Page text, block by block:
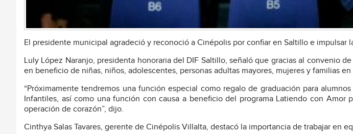
El presidente municipal agradeció y reconoció a Cinépolis por confiar en Saltillo e impulsar
Luly López Naranjo, presidenta honoraria del DIF Saltillo, señaló que gracias al convenio
en beneficio de niñas, niños, adolescentes, personas adultas mayores, mujeres y familias
“Próximamente tendremos una función especial como regalo de graduación para
Infantiles, así como una función con causa a beneficio del programa Latiendo con Amor
operación de corazón”, dijo.
Cinthya Salas Tavares, gerente de Cinépolis Villalta, destacó la importancia de trabajar en